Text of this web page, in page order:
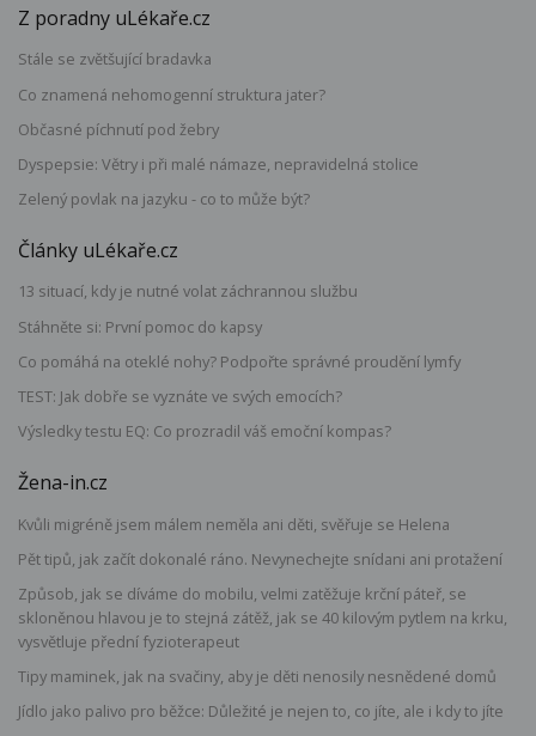
Z poradny uLékaře.cz
Stále se zvětšující bradavka
Co znamená nehomogenní struktura jater?
Občasné píchnutí pod žebry
Dyspepsie: Větry i při malé námaze, nepravidelná stolice
Zelený povlak na jazyku - co to může být?
Články uLékaře.cz
13 situací, kdy je nutné volat záchrannou službu
Stáhněte si: První pomoc do kapsy
Co pomáhá na oteklé nohy? Podpořte správné proudění lymfy
TEST: Jak dobře se vyznáte ve svých emocích?
Výsledky testu EQ: Co prozradil váš emoční kompas?
Žena-in.cz
Kvůli migréně jsem málem neměla ani děti, svěřuje se Helena
Pět tipů, jak začít dokonalé ráno. Nevynechejte snídani ani protažení
Způsob, jak se díváme do mobilu, velmi zatěžuje krční páteř, se
skloněnou hlavou je to stejná zátěž, jak se 40 kilovým pytlem na krku,
vysvětluje přední fyzioterapeut
Tipy maminek, jak na svačiny, aby je děti nenosily nesnědené domů
Jídlo jako palivo pro běžce: Důležité je nejen to, co jíte, ale i kdy to jíte